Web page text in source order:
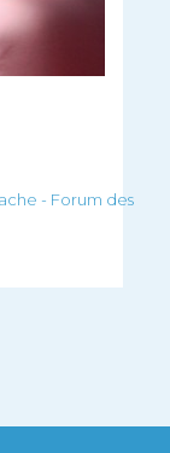
- Forum des